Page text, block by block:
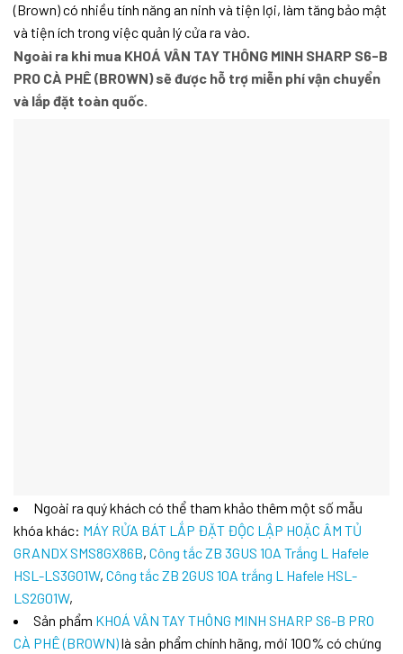
(Brown) có nhiều tính năng an ninh và tiện lợi, làm tăng bảo mật
và tiện ích trong việc quản lý cửa ra vào.
Ngoài ra khi mua KHOÁ VÂN TAY THÔNG MINH SHARP S6-B
PRO CÀ PHÊ (BROWN) sẽ được hỗ trợ miễn phí vận chuyển
và lắp đặt toàn quốc.
Ngoài ra quý khách có thể tham khảo thêm một số mẫu
khóa khác: MÁY RỬA BÁT LẮP ĐẶT ĐỘC LẬP HOẶC ÂM TỦ
GRANDX SMS8GX86B, Công tắc ZB 3GUS 10A Trắng L Hafele
HSL-LS3G01W, Công tắc ZB 2GUS 10A trắng L Hafele HSL-
LS2G01W,
Sản phẩm KHOÁ VÂN TAY THÔNG MINH SHARP S6-B PRO
CÀ PHÊ (BROWN)là sản phẩm chính hãng, mới 100% có chứng